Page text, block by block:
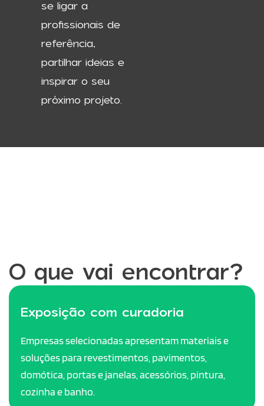
se ligar a
profissionais de
referência,
partilhar ideias e
inspirar o seu
próximo projeto.
O que vai encontrar?
Exposição com curadoria
Empresas selecionadas apresentam materiais e
soluções para revestimentos, pavimentos,
domótica, portas e janelas, acessórios, pintura,
cozinha e banho.